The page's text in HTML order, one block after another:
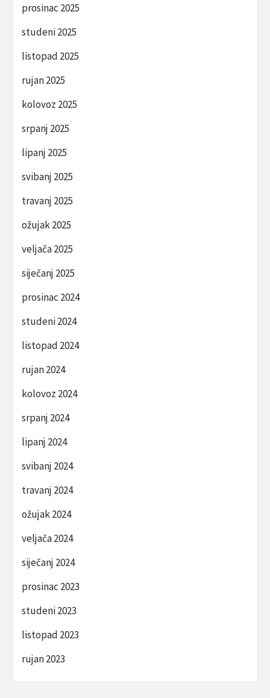
prosinac 2025
studeni 2025
listopad 2025
rujan 2025
kolovoz 2025
srpanj 2025
lipanj 2025
svibanj 2025
travanj 2025
ožujak 2025
veljača 2025
siječanj 2025
prosinac 2024
studeni 2024
listopad 2024
rujan 2024
kolovoz 2024
srpanj 2024
lipanj 2024
svibanj 2024
travanj 2024
ožujak 2024
veljača 2024
siječanj 2024
prosinac 2023
studeni 2023
listopad 2023
rujan 2023